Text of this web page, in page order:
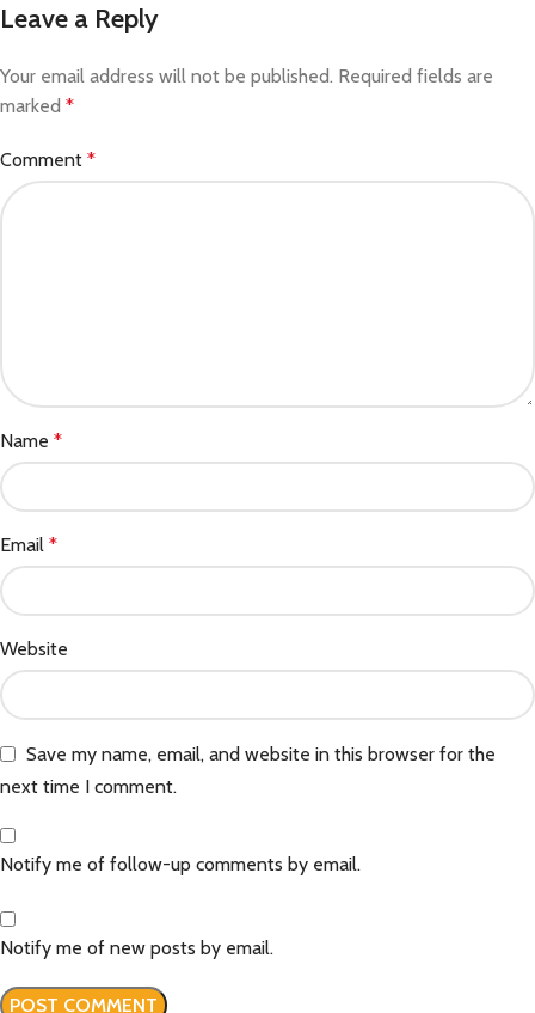
Leave a Reply
Your email address will not be published. Required fields are
marked *
Comment *
Name *
Email *
Website
Save my name, email, and website in this browser for the
next time I comment.
Notify me of follow-up comments by email.
Notify me of new posts by email.